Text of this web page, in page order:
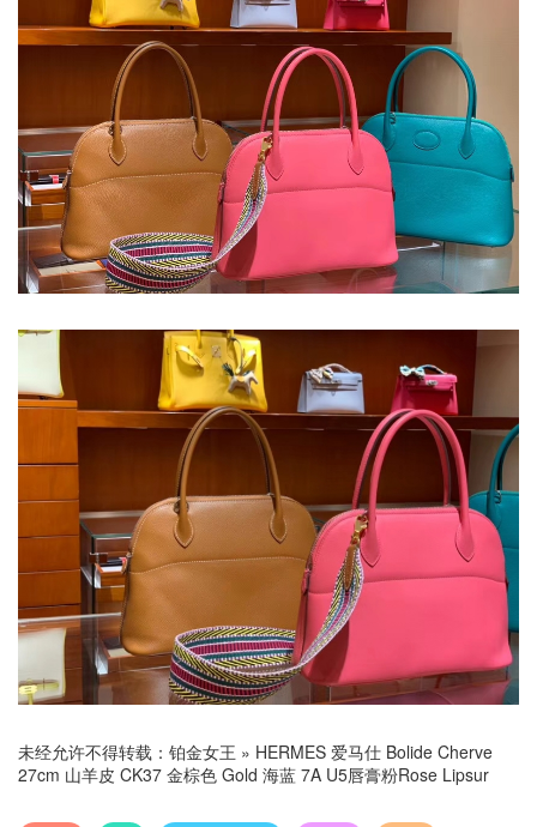
未经允许不得转载： 铂金女王 » HERMES 爱马仕 Bolide Cherve
27cm 山羊皮 CK37 金棕色 Gold 海蓝 7A U5唇膏粉Rose Lipsur